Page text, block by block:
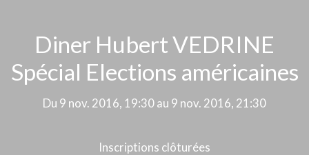
Diner Hubert VEDRINE
Spécial Elections américaines
Du 9 nov. 2016, 19:30 au 9 nov. 2016, 21:30
Inscriptions clôturées